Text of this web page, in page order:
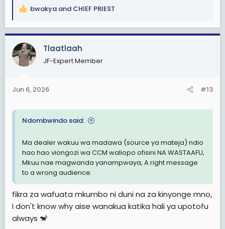
R
a
c
t
i
s
bwakya and CHIEF PRIEST
Tlaatlaah
JF-Expert Member
Jun 6, 2026 #13
Ndombwindo said:
Ma dealer wakuu wa madawa (source ya mateja) ndio
hao hao viongozi wa CCM waliopo ofisini NA WASTAAFU,
Mkuu nae magwanda yanampwaya, A right message
to a wrong audience.
fikra za wafuata mkumbo ni duni na za kinyonge mno,
I don't know why aise wanakua katika hali ya upotofu
always 🐒